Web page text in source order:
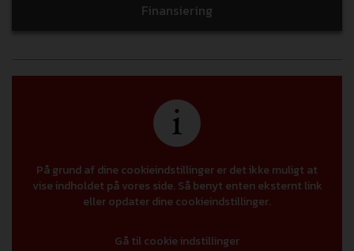
Finansiering
På grund af dine cookieindstillinger er det ikke muligt at
vise indholdet på vores side. Så benyt enten eksternt link
eller opdater dine cookieindstillinger.
Gå til cookie indstillinger